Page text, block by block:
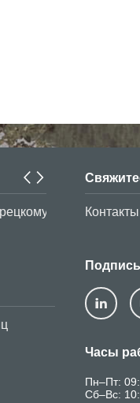
В период до
Часы
Пн–Пт:
Сб–Вс: